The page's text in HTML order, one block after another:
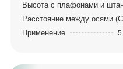
Высота с плафонами и
Расстояние между осями
Применение 5